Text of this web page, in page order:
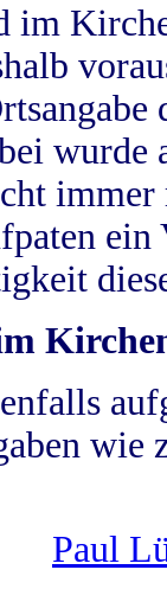
im
wurde
wie
Paul